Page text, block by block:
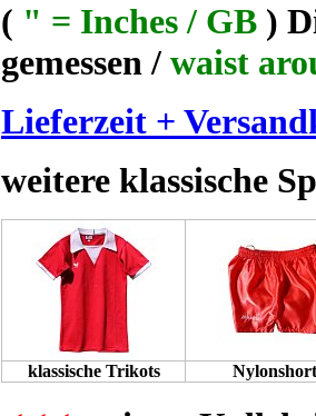
( " = Inches / GB )
gemessen / waist
Lieferzeit +
weitere klassische
klassische Trikots